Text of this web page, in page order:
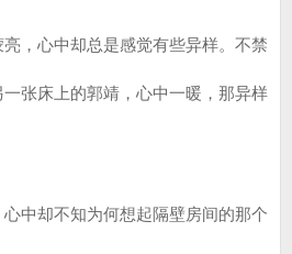
心中却总是感觉有些异样。不禁
张床上的郭靖，心中一暖，那异样
却不知为何想起隔壁房间的那个